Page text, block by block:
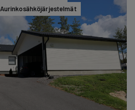
Aurinkosähköjärjestelmät